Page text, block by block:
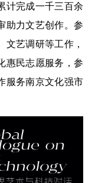
计完成一千三百余
助力文艺创作。参
文艺调研等工作，
惠民志愿服务，参
服务南京文化强市